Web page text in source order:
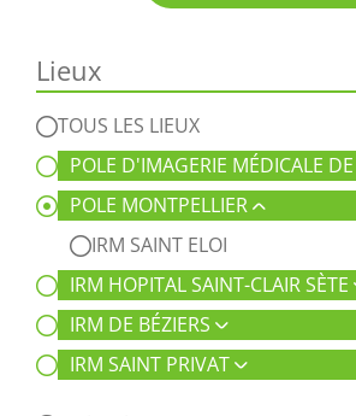
Lieux
TOUS LES LIEUX
POLE D'IMAGERIE MÉDICALE
POLE MONTPELLIER
IRM SAINT ELOI
IRM HOPITAL SAINT-CLAIR SÈTE
IRM DE BÉZIERS
IRM SAINT PRIVAT